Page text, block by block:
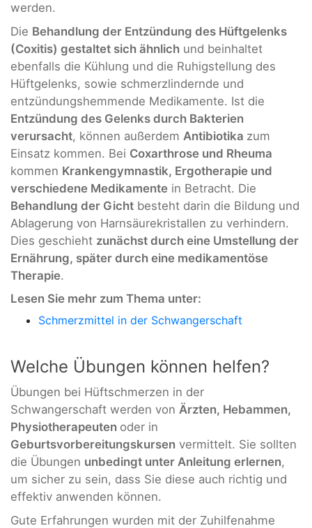
werden.
Die Behandlung der Entzündung des Hüftgelenks
(Coxitis) gestaltet sich ähnlich und beinhaltet
ebenfalls die Kühlung und die Ruhigstellung des
Hüftgelenks, sowie schmerzlindernde und
entzündungshemmende Medikamente. Ist die
Entzündung des Gelenks durch Bakterien
verursacht, können außerdem Antibiotika zum
Einsatz kommen. Bei Coxarthrose und Rheuma
kommen Krankengymnastik, Ergotherapie und
verschiedene Medikamente in Betracht. Die
Behandlung der Gicht besteht darin die Bildung und
Ablagerung von Harnsäurekristallen zu verhindern.
Dies geschieht zunächst durch eine Umstellung der
Ernährung, später durch eine medikamentöse
Therapie.
Lesen Sie mehr zum Thema unter:
Schmerzmittel in der Schwangerschaft
Welche Übungen können helfen?
Übungen bei Hüftschmerzen in der
Schwangerschaft werden von Ärzten, Hebammen,
Physiotherapeuten oder in
Geburtsvorbereitungskursen vermittelt. Sie sollten
die Übungen unbedingt unter Anleitung erlernen,
um sicher zu sein, dass Sie diese auch richtig und
effektiv anwenden können.
Gute Erfahrungen wurden mit der Zuhilfenahme